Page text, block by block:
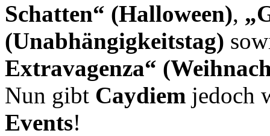
Schatten“ (Halloween),
(Unabhängigkeitstag)
Extravagenza“
Nun gibt Caydiem jedoch
Events!